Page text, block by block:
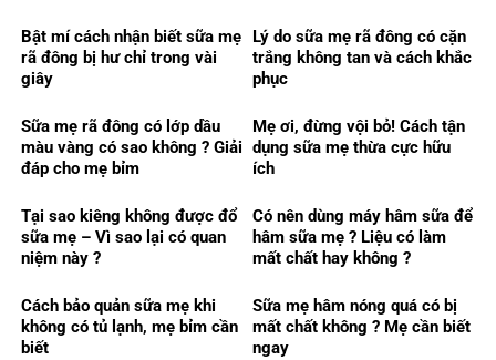
Bật mí cách nhận biết sữa mẹ
rã đông bị hư chỉ trong vài
giây
Lý do sữa mẹ rã đông có cặn
trắng không tan và cách khắc
phục
Sữa mẹ rã đông có lớp dầu
màu vàng có sao không ? Giải
đáp cho mẹ bỉm
Mẹ ơi, đừng vội bỏ! Cách tận
dụng sữa mẹ thừa cực hữu
ích
Tại sao kiêng không được đổ
sữa mẹ – Vì sao lại có quan
niệm này ?
Có nên dùng máy hâm sữa để
hâm sữa mẹ ? Liệu có làm
mất chất hay không ?
Cách bảo quản sữa mẹ khi
không có tủ lạnh, mẹ bỉm cần
biết
Sữa mẹ hâm nóng quá có bị
mất chất không ? Mẹ cần biết
ngay